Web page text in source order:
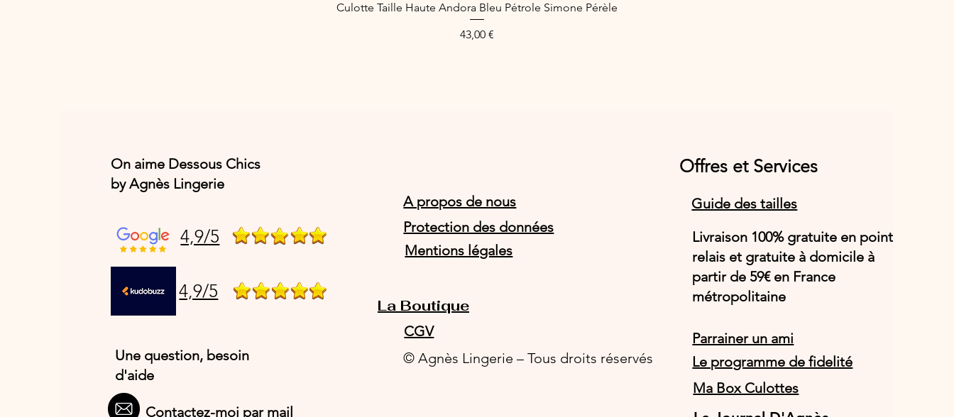
Aperçu rapide
Culotte Taille Haute Andora Bleu Pétrole Simone Pérèle
Prix
43,00 €
On aime Dessous Chics
by Agnès Lingerie
4,9/5
4,9/5
Une question, besoin
d'aide
Contactez-moi par mail
Offres et Services
A propos de nous
Protection des données
Mentions légales
Guide des tailles
Livraison 100% gratuite en point
relais et gratuite à domicile à
partir de 59€ en France
métropolitaine
CGV
Parrainer un ami
Le programme de fidelité
© Agnès Lingerie – Tous droits réservés
Ma Box Culottes
La Boutique